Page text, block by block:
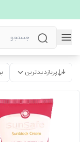
پربازدیدترین